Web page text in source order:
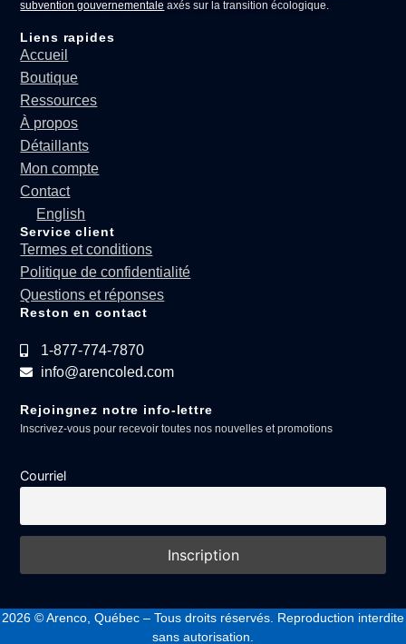
subvention gouvernementale axés sur la transition écologique.
Liens rapides
Accueil
Boutique
Ressources
À propos
Détaillants
Mon compte
Contact
English
Service client
Termes et conditions
Politique de confidentialité
Questions et réponses
Reston en contact
1-877-774-7870
info@arencoled.com
Rejoingnez notre info-lettre
Inscrivez-vous pour recevoir toutes nos nouvelles et promotions
Courriel
2026 © Arenco, Québec – Tous droits réservés. Reproduction interdite
sans autorisation.